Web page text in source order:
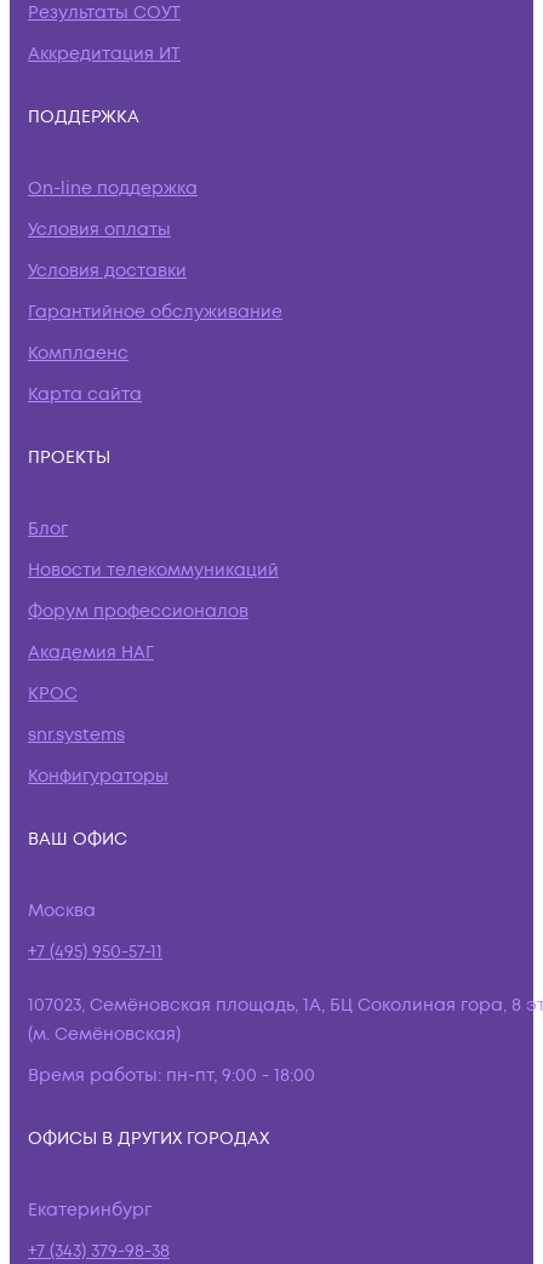
Результаты СОУТ
Аккредитация ИТ
ПОДДЕРЖКА
On-line поддержка
Условия оплаты
Условия доставки
Гарантийное обслуживание
Комплаенс
Карта сайта
ПРОЕКТЫ
Блог
Новости телекоммуникаций
Форум профессионалов
Академия НАГ
КРОС
snr.systems
Конфигураторы
ВАШ ОФИС
Москва
+7 (495) 950-57-11
107023, Семёновская площадь, 1А, БЦ Соколиная гора, 8
(м. Семёновская)
Время работы: пн-пт, 9:00 - 18:00
ОФИСЫ В ДРУГИХ ГОРОДАХ
Екатеринбург
+7 (343) 379-98-38